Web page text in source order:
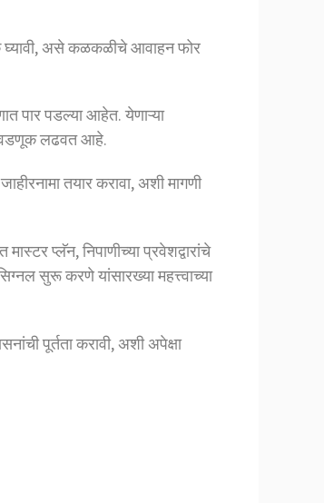
घ्यावी, असे कळकळीचे आवाहन फोर
पार पडल्या आहेत. येणाऱ्या
लढवत आहे.
तयार करावा, अशी मागणी
प्लॅन, निपाणीच्या प्रवेशद्वारांचे
सुरू करणे यांसारख्या महत्त्वाच्या
पूर्तता करावी, अशी अपेक्षा